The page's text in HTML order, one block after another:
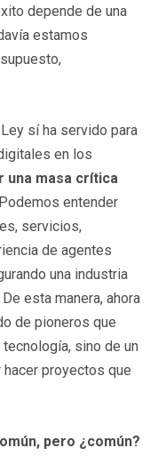
depende de una
estamos
sí ha servido para
en los
una masa crítica
entender
servicios,
de agentes
una industria
esta manera, ahora
de pioneros que
sino de un
proyectos que
pero ¿común?